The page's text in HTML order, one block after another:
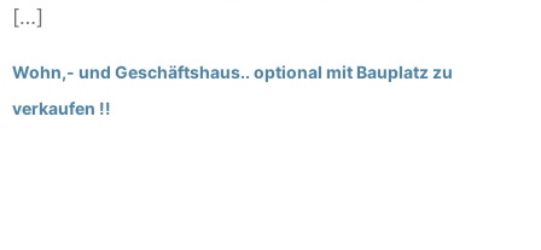
[…]
Wohn,- und Geschäftshaus.. optional mit Bauplatz zu
verkaufen !!